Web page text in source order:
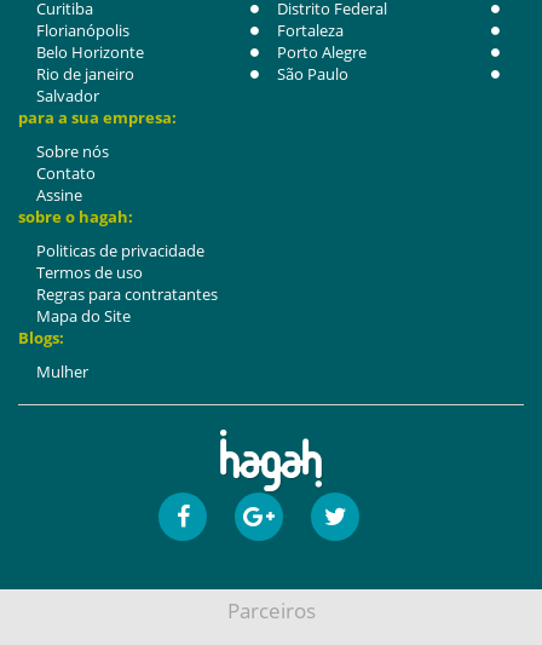
Curitiba
Distrito Federal
Florianópolis
Fortaleza
Belo Horizonte
Porto Alegre
Rio de janeiro
São Paulo
Salvador
para a sua empresa:
Sobre nós
Contato
Assine
sobre o hagah:
Politicas de privacidade
Termos de uso
Regras para contratantes
Mapa do Site
Blogs:
Mulher
Parceiros